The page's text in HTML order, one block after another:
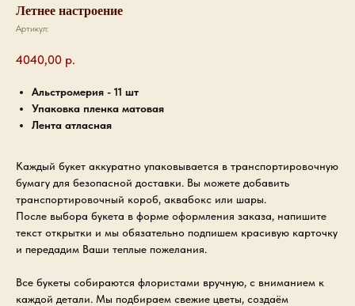
Летнее настроение
Артикул:
4040,00 р.
Альстромерия - 11 шт
Упаковка пленка матовая
Лента атласная
Каждый букет аккуратно упаковывается в транспортировочную
бумагу для безопасной доставки. Вы можете добавить
транспортировочный короб, аквабокс или шары.
После выбора букета в форме оформления заказа, напишите
текст открытки и мы обязательно подпишем красивую карточку
и передадим Ваши теплые пожелания.
Все букеты собираются флористами вручную, с вниманием к
каждой детали. Мы подбираем свежие цветы, создаём